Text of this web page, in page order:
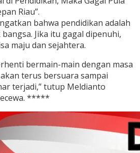
Riau”.
bahwa pendidikan adalah
Jika itu gagal dipenuhi,
maju dan sejahtera.
bermain-main dengan masa
terus bersuara sampai
terjadi,” tutup Meldianto
*****